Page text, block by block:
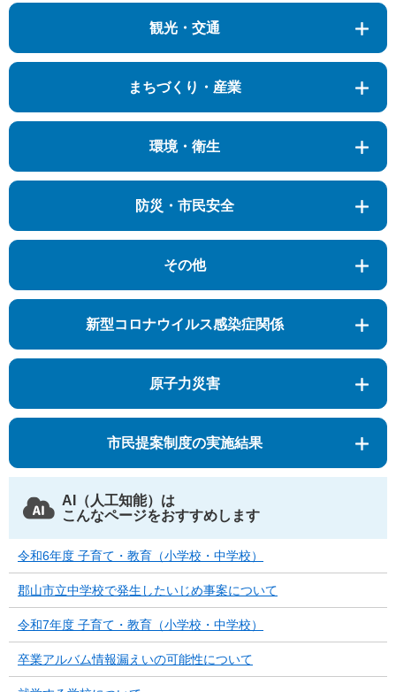
観光・交通
まちづくり・産業
環境・衛生
防災・市民安全
その他
新型コロナウイルス感染症関係
原子力災害
市民提案制度の実施結果
AI（人工知能）は
こんなページをおすすめします
令和6年度 子育て・教育（小学校・中学校）
郡山市立中学校で発生したいじめ事案について
令和7年度 子育て・教育（小学校・中学校）
卒業アルバム情報漏えいの可能性について